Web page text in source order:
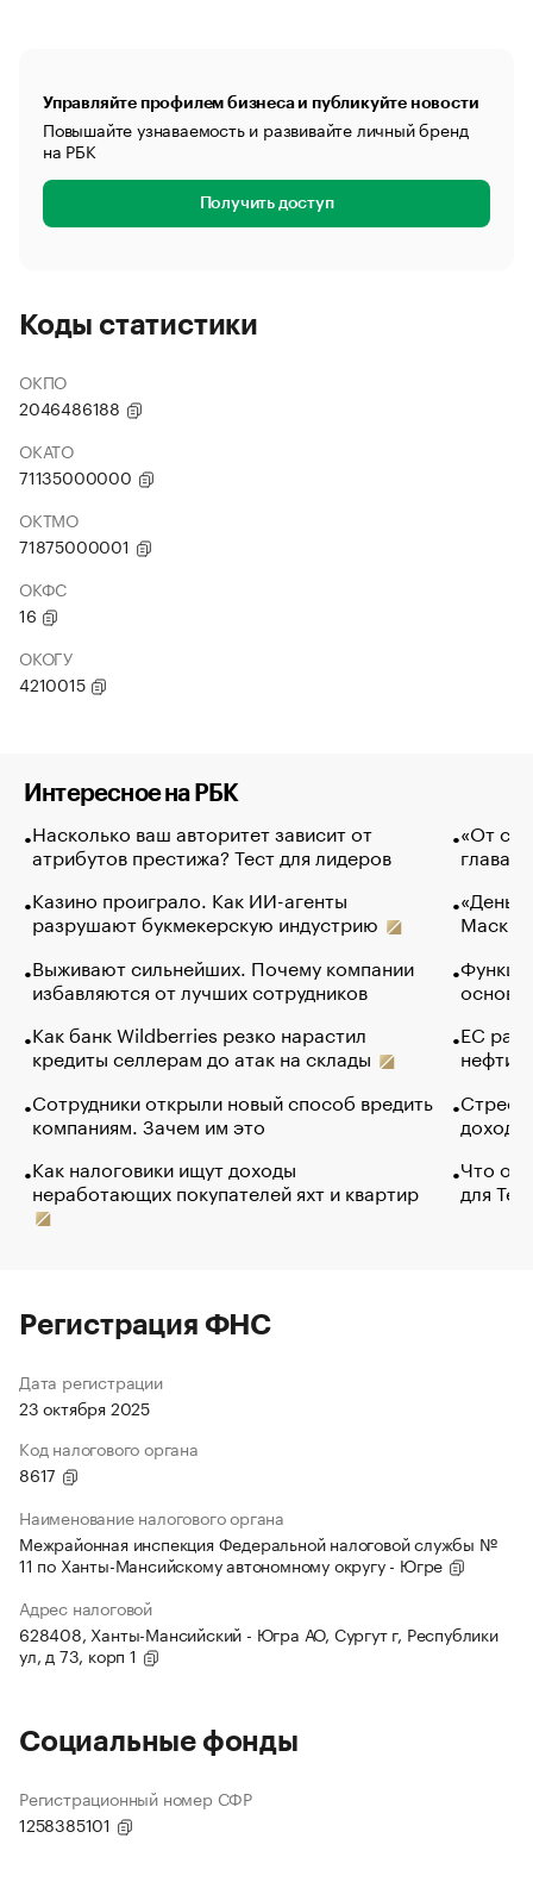
Управляйте профилем бизнеса и публикуйте новости
Повышайте узнаваемость и развивайте личный бренд
на РБК
Получить доступ
Коды статистики
ОКПО
2046486188
ОКАТО
71135000000
ОКТМО
71875000001
ОКФС
16
ОКОГУ
4210015
Интересное на РБК
Насколько ваш авторитет зависит от
атрибутов престижа? Тест для лидеров
Казино проиграло. Как ИИ-агенты
разрушают букмекерскую индустрию
Выживают сильнейших. Почему компании
избавляются от лучших сотрудников
Как банк Wildberries резко нарастил
кредиты селлерам до атак на склады
Сотрудники открыли новый способ вредить
компаниям. Зачем им это
Как налоговики ищут доходы
неработающих покупателей яхт и квартир
«От
глава
Маск в
основ
ЕС
нефти
Что
для
Регистрация ФНС
Дата регистрации
23 октября 2025
Код налогового органа
8617
Наименование налогового органа
Межрайонная инспекция Федеральной налоговой службы №
11 по Ханты-Мансийскому автономному округу - Югре
Адрес налоговой
628408, Ханты-Мансийский - Югра АО, Сургут г, Республики
ул, д 73, корп 1
Социальные фонды
Регистрационный номер СФР
1258385101